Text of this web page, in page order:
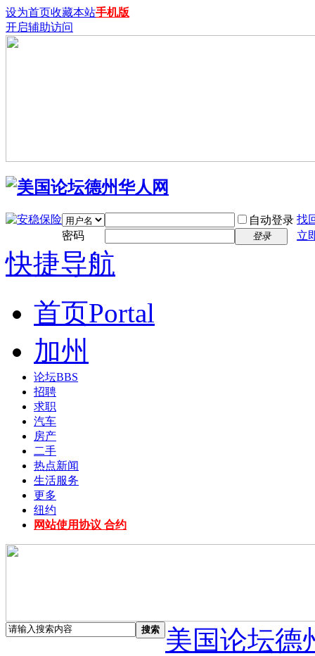
设为首页收藏本站手机版
开启辅助访问
自动登录 找
密码
登录 立
快捷导航
首页Portal
加州
论坛BBS
招聘
求职
汽车
房产
二手
热点新闻
生活服务
更多
纽约
网站使用协议 合约
搜索
美国论坛德